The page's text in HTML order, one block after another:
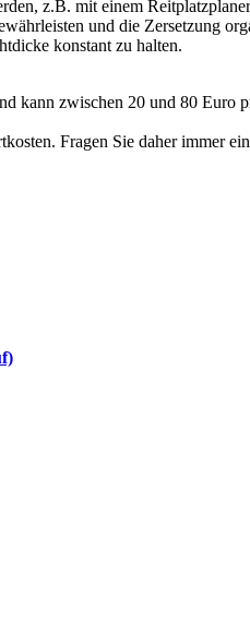
z.B. mit einem
und die Zersetzung
konstant zu halten.
kann zwischen 20 und 80 Euro
Fragen Sie daher immer